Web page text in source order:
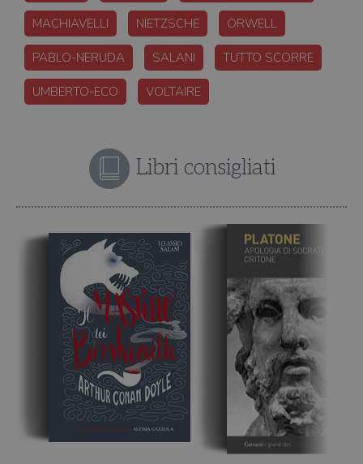
MACHIAVELLI NIETZSCHE ORWELL
PABLO-NERUDA SALANI TUTTO SCORRE
UMBERTO-ECO VOLTAIRE
Libri consigliati